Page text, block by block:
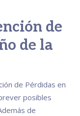
de
de la
de Pérdidas en
posibles
de